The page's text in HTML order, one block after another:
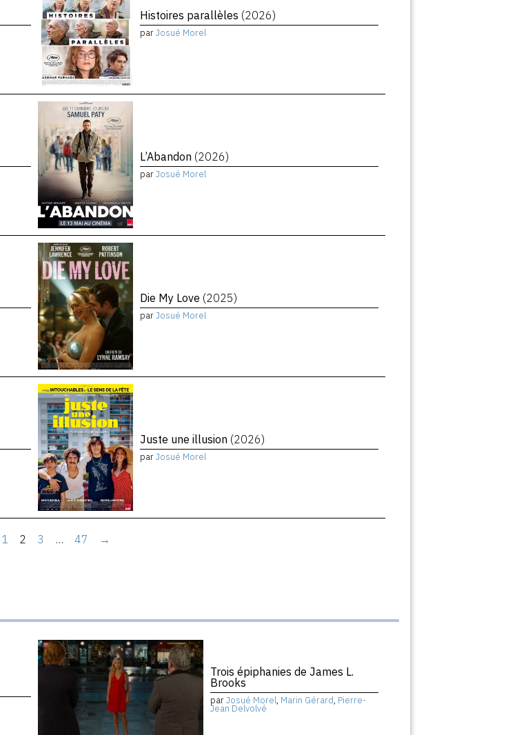
Histoires parallèles (2026)
parJosué Morel
L’Abandon (2026)
parJosué Morel
Die My Love (2025)
parJosué Morel
Juste une illusion (2026)
parJosué Morel
1 2 3 … 47 →
Trois épiphanies de James L.
Brooks
parJosué Morel, Marin Gérard, Pierre-
Jean Delvolvé